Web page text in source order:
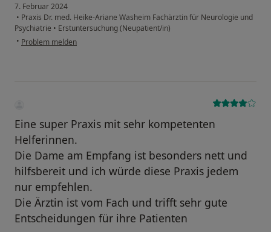
7. Februar 2024
• Praxis Dr. med. Heike-Ariane Washeim Fachärztin für Neurologie und
Psychiatrie • Erstuntersuchung (Neupatient/in)
• Problem melden
Eine super Praxis mit sehr kompetenten
Helferinnen.
Die Dame am Empfang ist besonders nett und
hilfsbereit und ich würde diese Praxis jedem
nur empfehlen.
Die Ärztin ist vom Fach und trifft sehr gute
Entscheidungen für ihre Patienten